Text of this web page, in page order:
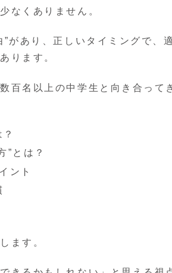
なくありません。
があり、正しいタイミングで、
ります。
百名以上の中学生と向き合って
”とは？
ント
ます。